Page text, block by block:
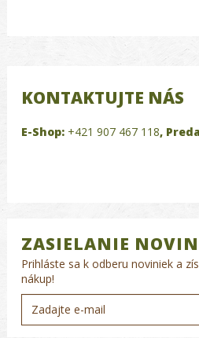
KONTAKTUJTE NÁS
E-Shop: +421 907 467 118,
ZASIELANIE
Prihláste sa k odberu noviniek a
nákup!